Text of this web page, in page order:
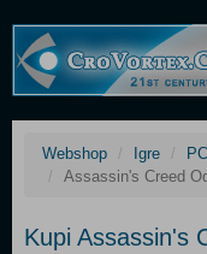
Webshop Igre
PC
Assassin's Creed
Kupi Assassin's